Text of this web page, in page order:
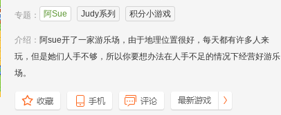
专题： 阿Sue Judy系列 积分小游戏
介绍： 阿sue开了一家游乐场，由于地理位置很好，每天都有许多人来
玩，但是她们人手不够，所以你要想办法在人手不足的情况下经营好游乐
场。